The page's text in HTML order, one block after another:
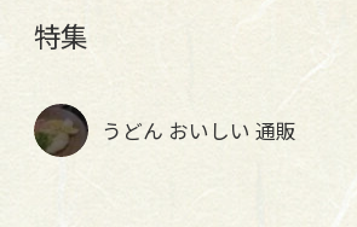
特集
うどん おいしい 通販